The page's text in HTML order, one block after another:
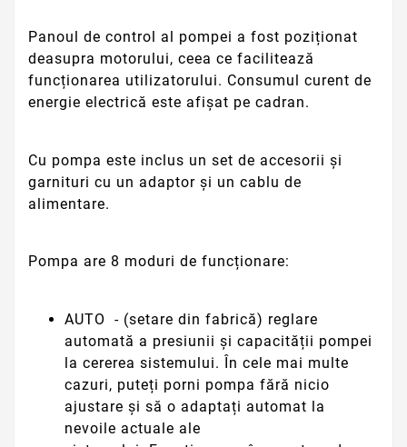
Panoul de control al pompei a fost poziționat
deasupra motorului, ceea ce facilitează
funcționarea utilizatorului. Consumul curent de
energie electrică este afișat pe cadran.
Cu pompa este inclus un set de accesorii și
garnituri cu un adaptor și un cablu de
alimentare.
Pompa are 8 moduri de funcționare:
AUTO
- (setare din fabrică) reglare
automată a presiunii și capacității pompei
la cererea sistemului. În cele mai multe
cazuri, puteți porni pompa fără nicio
ajustare și să o adaptați automat la
nevoile actuale ale